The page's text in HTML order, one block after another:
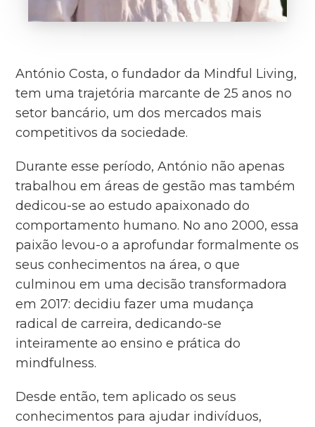
António Costa, o fundador da Mindful Living,
tem uma trajetória marcante de 25 anos no
setor bancário, um dos mercados mais
competitivos da sociedade.
Durante esse período, António não apenas
trabalhou em áreas de gestão mas também
dedicou-se ao estudo apaixonado do
comportamento humano. No ano 2000, essa
paixão levou-o a aprofundar formalmente os
seus conhecimentos na área, o que
culminou em uma decisão transformadora
em 2017: decidiu fazer uma mudança
radical de carreira, dedicando-se
inteiramente ao ensino e prática do
mindfulness.
Desde então, tem aplicado os seus
conhecimentos para ajudar indivíduos,